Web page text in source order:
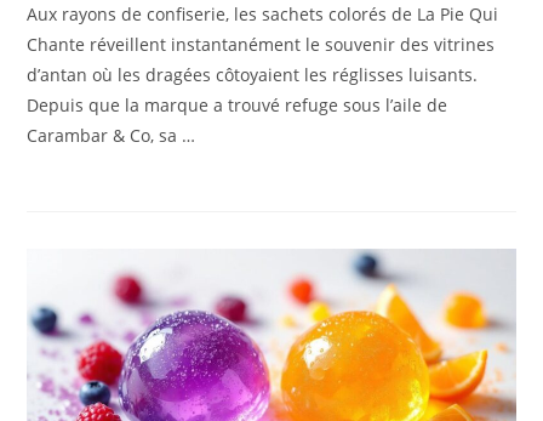
Aux rayons de confiserie, les sachets colorés de La Pie Qui
Chante réveillent instantanément le souvenir des vitrines
d’antan où les dragées côtoyaient les réglisses luisants.
Depuis que la marque a trouvé refuge sous l’aile de
Carambar & Co, sa …